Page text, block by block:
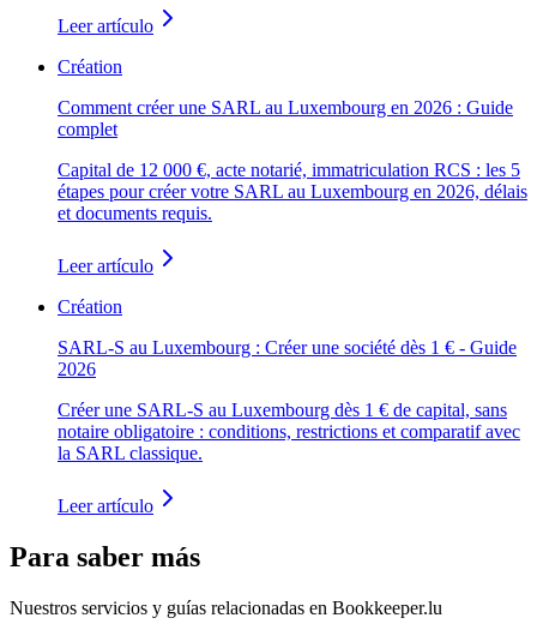
Leer artículo
Création
Comment créer une SARL au Luxembourg en 2026 : Guide
complet
Capital de 12 000 €, acte notarié, immatriculation RCS : les 5
étapes pour créer votre SARL au Luxembourg en 2026, délais
et documents requis.
Leer artículo
Création
SARL-S au Luxembourg : Créer une société dès 1 € - Guide
2026
Créer une SARL-S au Luxembourg dès 1 € de capital, sans
notaire obligatoire : conditions, restrictions et comparatif avec
la SARL classique.
Leer artículo
Para saber más
Nuestros servicios y guías relacionadas en Bookkeeper.lu